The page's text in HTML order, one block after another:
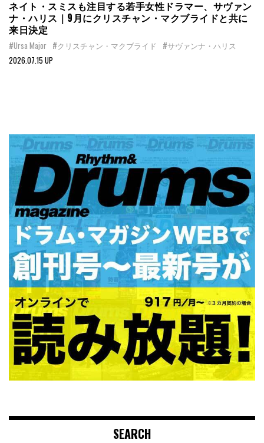
ネイト・スミスも注目する若手女性ドラマー、サヴァン
ナ・ハリス｜9月にクリスチャン・マクブライドと共に
来日決定
#Ursa Major #クリスチャン・マクブライド
#サヴァンナ・ハリス
2026.07.15 UP
SEARCH